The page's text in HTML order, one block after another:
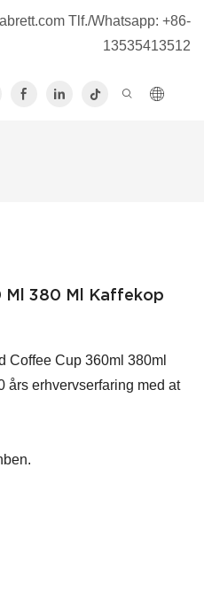
Tlf./Whatsapp: +86-
13535413512
Ml 380 Ml Kaffekop
Coffee Cup 360ml 380ml
års erhvervserfaring med at